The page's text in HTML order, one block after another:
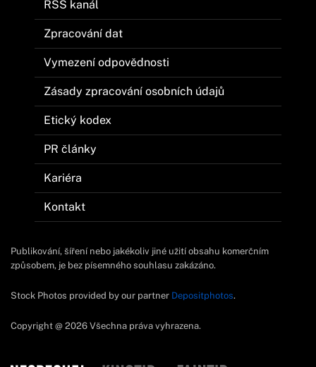
RSS kanál
Zpracování dat
Vymezení odpovědnosti
Zásady zpracování osobních údajů
Etický kodex
PR články
Kariéra
Kontakt
Publikování, šíření nebo jakékoliv jiné užití obsahu komerčním
způsobem, je bez písemného souhlasu zakázáno.
Stock Photos provided by our partner Depositphotos.
Copyright @ 2026 Všechna práva vyhrazena.